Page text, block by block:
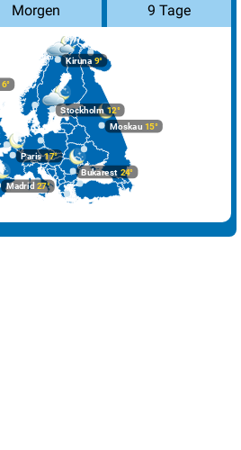
Morgen 9 Tage
Madrid27°
Stockholm12°
Kiruna 9°
6°
Paris17°
Bukarest24°
Moskau 15°